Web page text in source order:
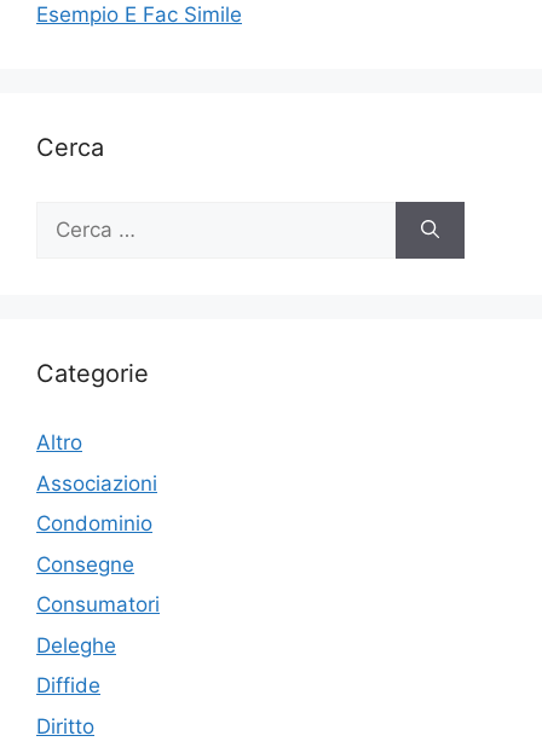
Esempio E Fac Simile
Cerca
Ricerca
Categorie
Altro
Associazioni
Condominio
Consegne
Consumatori
Deleghe
Diffide
Diritto